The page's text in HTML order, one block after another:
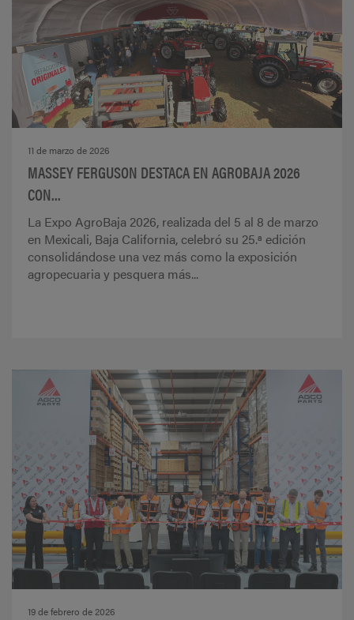
11 de marzo de 2026
MASSEY FERGUSON DESTACA EN AGROBAJA 2026
CON...
La Expo AgroBaja 2026, realizada del 5 al 8 de marzo
en Mexicali, Baja California, celebró su 25.ª edición
consolidándose una vez más como la exposición
agropecuaria y pesquera más...
19 de febrero de 2026